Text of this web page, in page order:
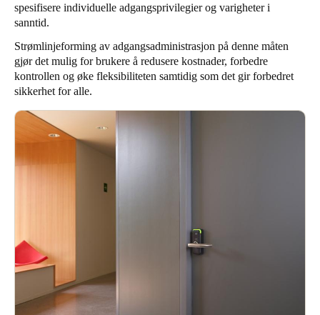
spesifisere individuelle adgangsprivilegier og varigheter i
sanntid.
Strømlinjeforming av adgangsadministrasjon på denne måten
gjør det mulig for brukere å redusere kostnader, forbedre
kontrollen og øke fleksibiliteten samtidig som det gir forbedret
sikkerhet for alle.